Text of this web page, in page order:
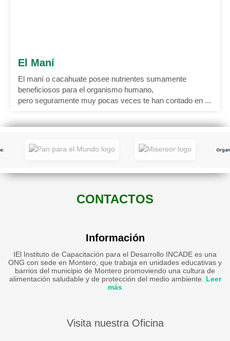
El Maní
El maní o cacahuate posee nutrientes sumamente
beneficiosos para el organismo humano,
pero seguramente muy pocas veces te han contado en ...
CONTACTOS
Información
IEl Instituto de Capacitación para el Desarrollo INCADE es una
ONG con sede en Montero, que trabaja en unidades educativas y
barrios del municipio de Montero promoviendo una cultura de
alimentación saludable y de protección del medio ambiente. Leer
más
Visita nuestra Oficina